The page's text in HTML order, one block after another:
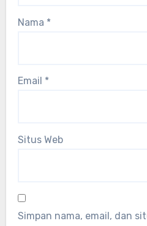
Nama *
Email *
Situs Web
Simpan nama, email, dan